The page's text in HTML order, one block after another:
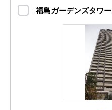
福島ガーデンズタワー